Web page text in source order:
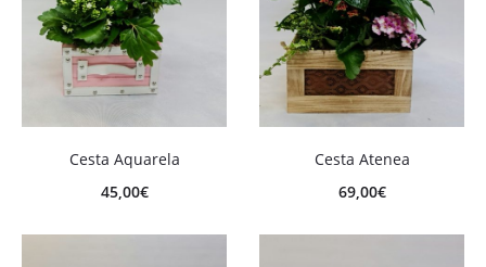
Cesta Aquarela
45,00€
Cesta Atenea
69,00€